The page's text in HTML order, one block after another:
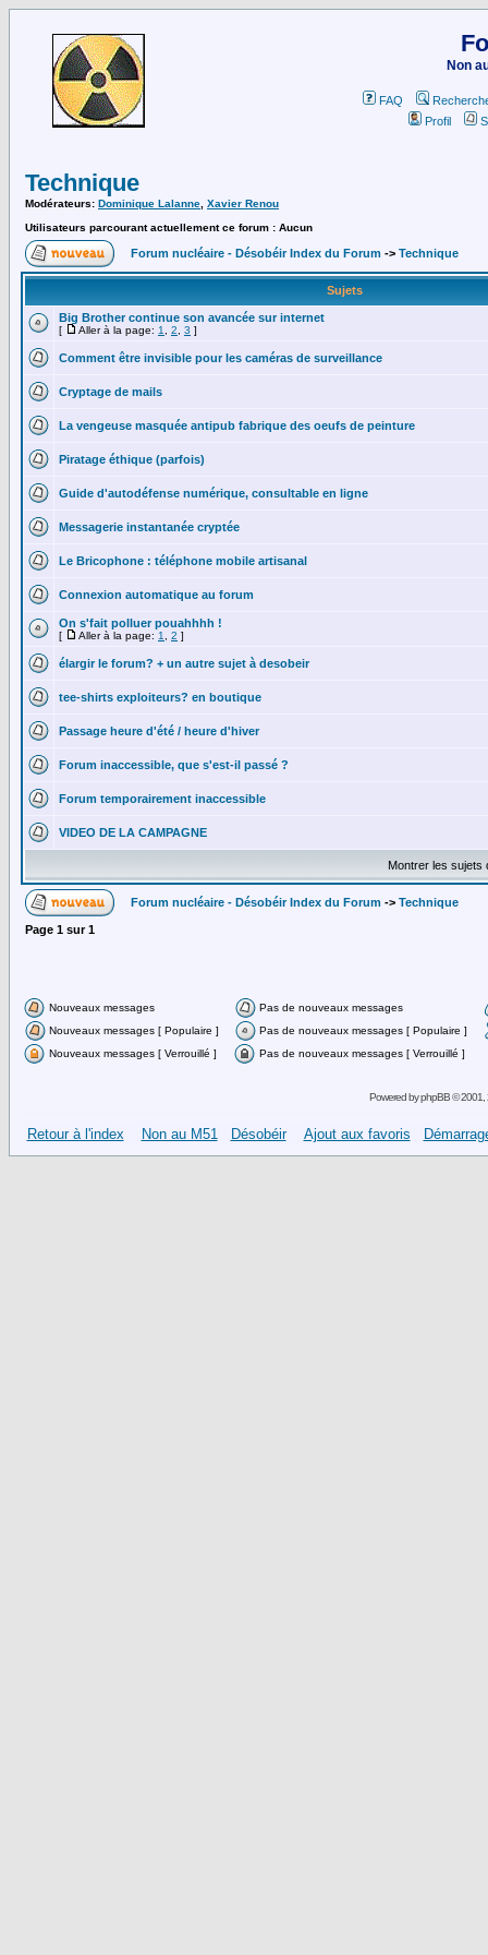
Non
FAQ
Profil
Technique
Modérateurs: Dominique Lalanne Xavier Renou
Utilisateurs parcourant actuellement ce forum : Aucun
Forum nucléaire - Désobéir Index du Forum -> Technique
Sujets
Big Brother continue son avancée sur internet
[ Aller à la page: 1 2 3 ]
Comment être invisible pour les caméras de surveillance
Cryptage de mails
La vengeuse masquée antipub fabrique des oeufs de peinture
Piratage éthique (parfois)
Guide d'autodéfense numérique, consultable en ligne
Messagerie instantanée cryptée
Le Bricophone : téléphone mobile artisanal
Connexion automatique au forum
On s'fait polluer pouahhhh !
[ Aller à la page: 1 2 ]
élargir le forum? + un autre sujet à desobeir
tee-shirts exploiteurs? en boutique
Passage heure d'été / heure d'hiver
Forum inaccessible, que s'est-il passé ?
Forum temporairement inaccessible
VIDEO DE LA CAMPAGNE
Montrer les sujets
Forum nucléaire - Désobéir Index du Forum -> Technique
Page 1 sur1
Nouveaux messages
Pas de nouveaux messages
Nouveaux messages [ Populaire ]
Pas de nouveaux messages [ Populaire ]
Nouveaux messages [ Verrouillé ]
Pas de nouveaux messages [ Verrouillé ]
Powered byphpBB© 2001,
Retour à l'index Non au M51 Désobéir Ajout aux favoris